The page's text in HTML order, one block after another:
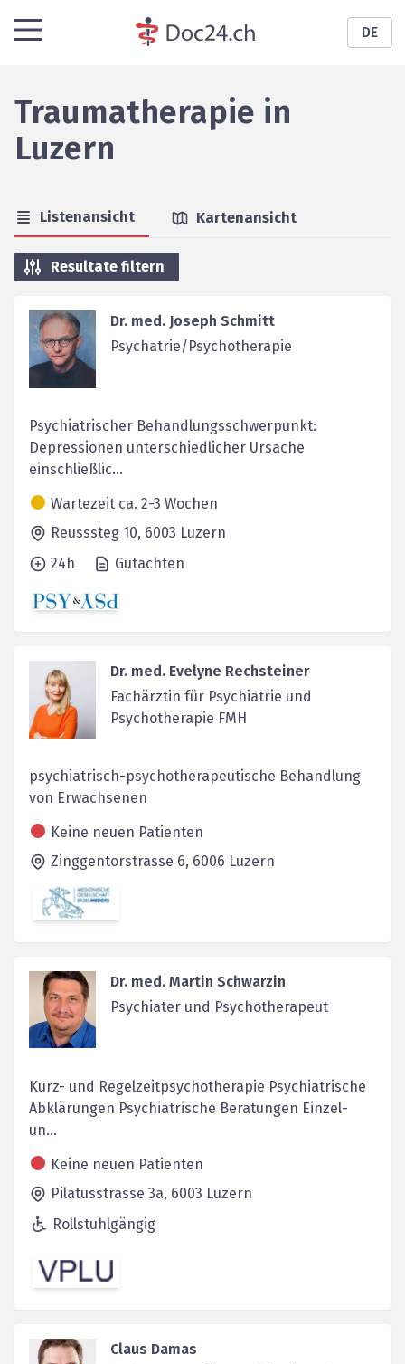
DE
Traumatherapie in
Luzern
Listenansicht Kartenansicht
Resultate filtern
Dr. med. Joseph Schmitt
Psychatrie/Psychotherapie
Psychiatrischer Behandlungsschwerpunkt:
Depressionen unterschiedlicher Ursache
einschließlic...
Wartezeit ca. 2-3 Wochen
Reusssteg 10, 6003 Luzern
24h
Gutachten
Dr. med. Evelyne Rechsteiner
Fachärztin für Psychiatrie und
Psychotherapie FMH
psychiatrisch-psychotherapeutische Behandlung
von Erwachsenen
Keine neuen Patienten
Zinggentorstrasse 6, 6006 Luzern
Dr. med. Martin Schwarzin
Psychiater und Psychotherapeut
Kurz- und Regelzeitpsychotherapie Psychiatrische
Abklärungen Psychiatrische Beratungen Einzel-
un...
Keine neuen Patienten
Pilatusstrasse 3a, 6003 Luzern
Rollstuhlgängig
Claus Damas